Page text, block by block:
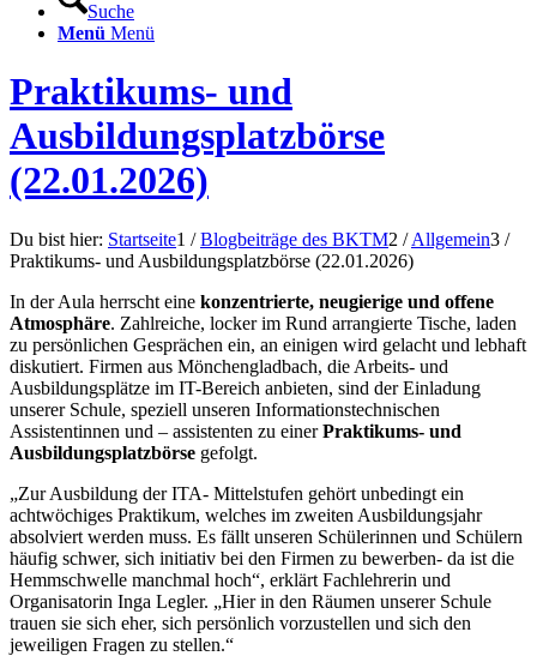
Suche
Menü Menü
Praktikums- und
Ausbildungsplatzbörse
(22.01.2026)
Du bist hier: Startseite1 / Blogbeiträge des BKTM2 / Allgemein3 /
Praktikums- und Ausbildungsplatzbörse (22.01.2026)
In der Aula herrscht eine konzentrierte, neugierige und offene
Atmosphäre. Zahlreiche, locker im Rund arrangierte Tische, laden
zu persönlichen Gesprächen ein, an einigen wird gelacht und lebhaft
diskutiert. Firmen aus Mönchengladbach, die Arbeits- und
Ausbildungsplätze im IT-Bereich anbieten, sind der Einladung
unserer Schule, speziell unseren Informationstechnischen
Assistentinnen und – assistenten zu einerPraktikums- und
Ausbildungsplatzbörse gefolgt.
„Zur Ausbildung der ITA- Mittelstufen gehört unbedingt ein
achtwöchiges Praktikum, welches im zweiten Ausbildungsjahr
absolviert werden muss. Es fällt unseren Schülerinnen und Schülern
häufig schwer, sich initiativ bei den Firmen zu bewerben- da ist die
Hemmschwelle manchmal hoch“, erklärt Fachlehrerin und
Organisatorin Inga Legler. „Hier in den Räumen unserer Schule
trauen sie sich eher, sich persönlich vorzustellen und sich den
jeweiligen Fragen zu stellen.“